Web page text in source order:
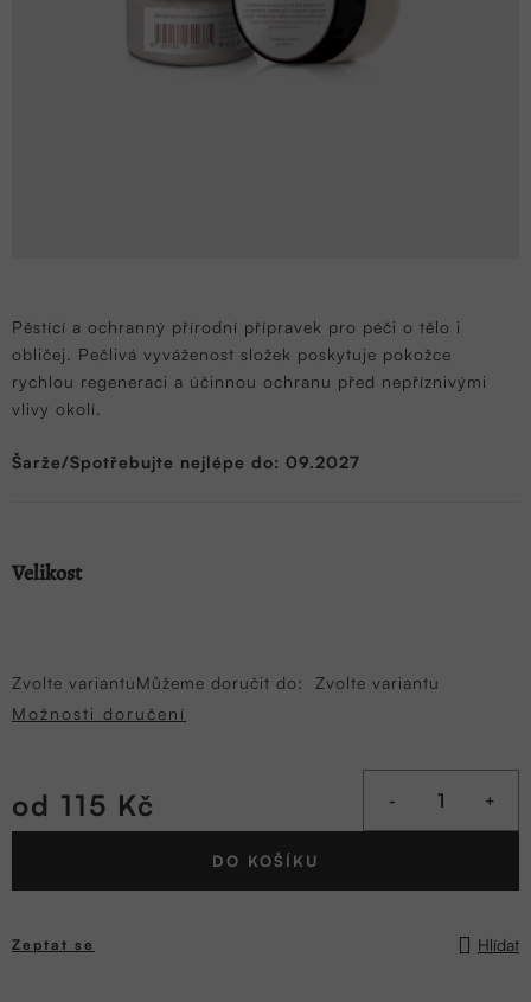
Pěstící a ochranný přírodní přípravek pro péči o tělo i
obličej. Pečlivá vyváženost složek poskytuje pokožce
rychlou regeneraci a účinnou ochranu před nepříznivými
vlivy okolí.
Šarže/Spotřebujte nejlépe do: 09.2027
Velikost
Zvolte variantuMůžeme doručit do:
Zvolte variantu
Možnosti doručení
od 115 Kč
Měrná
DO KOŠÍKU
Zeptat se Hlídat